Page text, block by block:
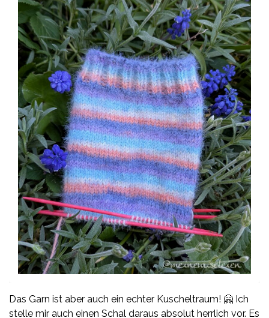
Das Garn ist aber auch ein echter Kuscheltraum! 🤗 Ich
stelle mir auch einen Schal daraus absolut herrlich vor. Es